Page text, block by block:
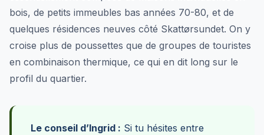
bois, de petits immeubles bas années 70-80, et de
quelques résidences neuves côté Skattørsundet. On y
croise plus de poussettes que de groupes de touristes
en combinaison thermique, ce qui en dit long sur le
profil du quartier.
Le conseil d’Ingrid : Si tu hésites entre